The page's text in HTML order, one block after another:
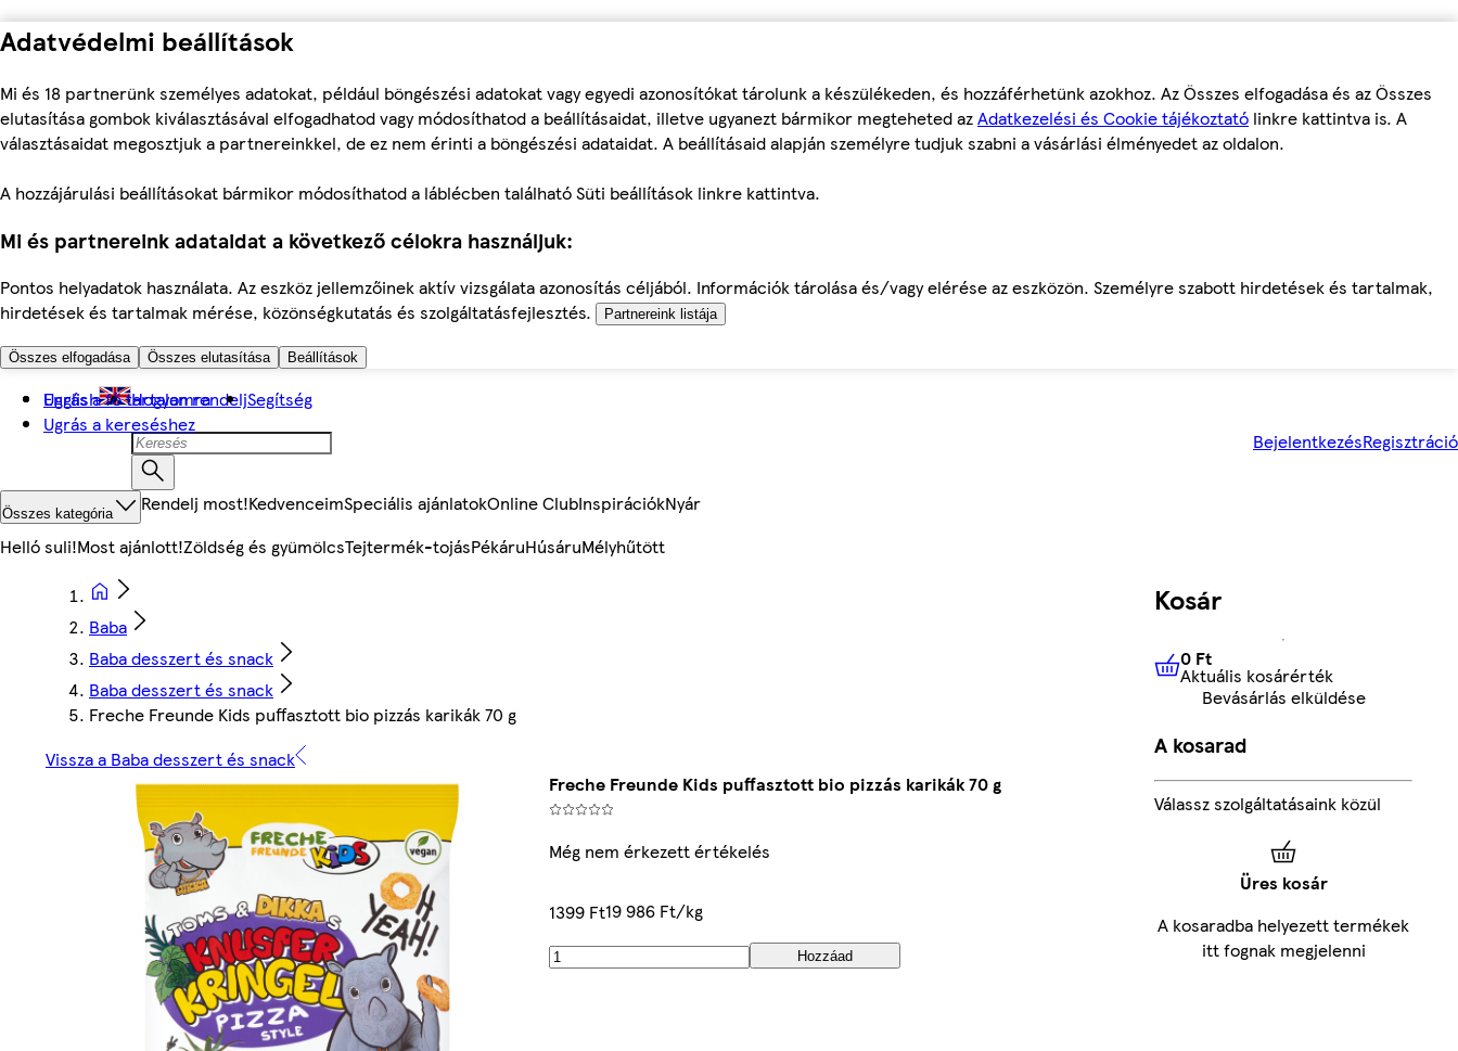
Adatvédelmi beállítások
Mi és 18 partnerünk személyes adatokat, például böngészési adatokat vagy egyedi azonosítókat tárolunk a készülékeden, és hozzáférhetünk azokhoz. Az Összes elfogadása és az Összes
elutasítása gombok kiválasztásával elfogadhatod vagy módosíthatod a beállításaidat, illetve ugyanezt bármikor megteheted azAdatkezelési és Cookie tájékoztató linkre kattintva is. A
választásaidat megosztjuk a partnereinkkel, de ez nem érinti a böngészési adataidat. A beállításaid alapján személyre tudjuk szabni a vásárlási élményedet az oldalon.
A hozzájárulási beállításokat bármikor módosíthatod a láblécben található Süti beállítások linkre kattintva.
Mi és partnereink adataidat a következő célokra használjuk:
Pontos helyadatok használata. Az eszköz jellemzőinek aktív vizsgálata azonosítás céljából. Információk tárolása és/vagy elérése az eszközön. Személyre szabott hirdetések és tartalmak,
hirdetések és tartalmak mérése, közönségkutatás és szolgáltatásfejlesztés.
Partnereink listája
Összes elfogadása Összes elutasítása Beállítások
Ugrás a fő tartalomra
Ugrás a kereséshez
English Hogyan rendeljSegítség
BejelentkezésRegisztráció
Összes kategória Rendelj most!KedvenceimSpeciális ajánlatokOnline ClubInspirációkNyár
Helló suli!Most ajánlott!Zöldség és gyümölcsTejtermék-tojásPékáruHúsáruMélyhűtött
Baba
Baba desszert és snack
Baba desszert és snack
Freche Freunde Kids puffasztott bio pizzás karikák 70 g
Vissza a Baba desszert és snack
Freche Freunde Kids puffasztott bio pizzás karikák 70 g
Még nem érkezett értékelés
1399 Ft19 986 Ft/kg
Hozzáad
Kosár
0 FtAktuális kosárérték
0 Ft
Aktuális kosárérték
Bevásárlás elküldése
A kosarad
Válassz szolgáltatásaink közül
Üres kosár
A kosaradba helyezett termékek
itt fognak megjelenni